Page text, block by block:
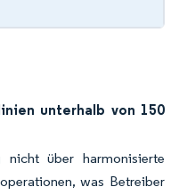
unterhalb von 150
nicht über harmonisierte
was Betreiber